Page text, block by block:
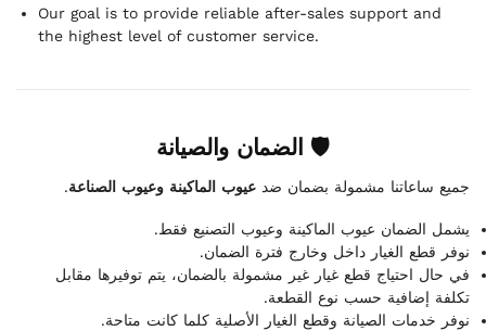
Our goal is to provide reliable after-sales support and
the highest level of customer service.
🛡 الضمان والصيانة
جميع ساعاتنا مشمولة بضمان ضد عيوب الماكينة وعيوب الصناعة.
يشمل الضمان عيوب الماكينة وعيوب التصنيع فقط.
نوفر قطع الغيار داخل وخارج فترة الضمان.
في حال احتياج قطع غيار غير مشمولة بالضمان، يتم توفيرها مقابل
تكلفة إضافية حسب نوع القطعة.
نوفر خدمات الصيانة وقطع الغيار الأصلية كلما كانت متاحة.